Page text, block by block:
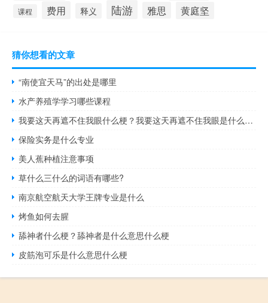
课程 费用 释义 陆游 雅思 黄庭坚
猜你想看的文章
“南使宜天马”的出处是哪里
水产养殖学学习哪些课程
我要这天再遮不住我眼什么梗？我要这天再遮不住我眼是什么意思什么梗
保险实务是什么专业
美人蕉种植注意事项
草什么三什么的词语有哪些?
南京航空航天大学王牌专业是什么
烤鱼如何去腥
舔神者什么梗？舔神者是什么意思什么梗
皮筋泡可乐是什么意思什么梗